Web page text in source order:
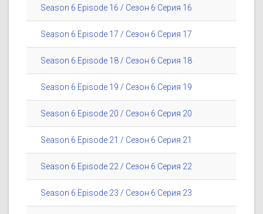
Season 6 Episode 16 / Сезон 6 Серия 16
Season 6 Episode 17 / Сезон 6 Серия 17
Season 6 Episode 18 / Сезон 6 Серия 18
Season 6 Episode 19 / Сезон 6 Серия 19
Season 6 Episode 20 / Сезон 6 Серия 20
Season 6 Episode 21 / Сезон 6 Серия 21
Season 6 Episode 22 / Сезон 6 Серия 22
Season 6 Episode 23 / Сезон 6 Серия 23